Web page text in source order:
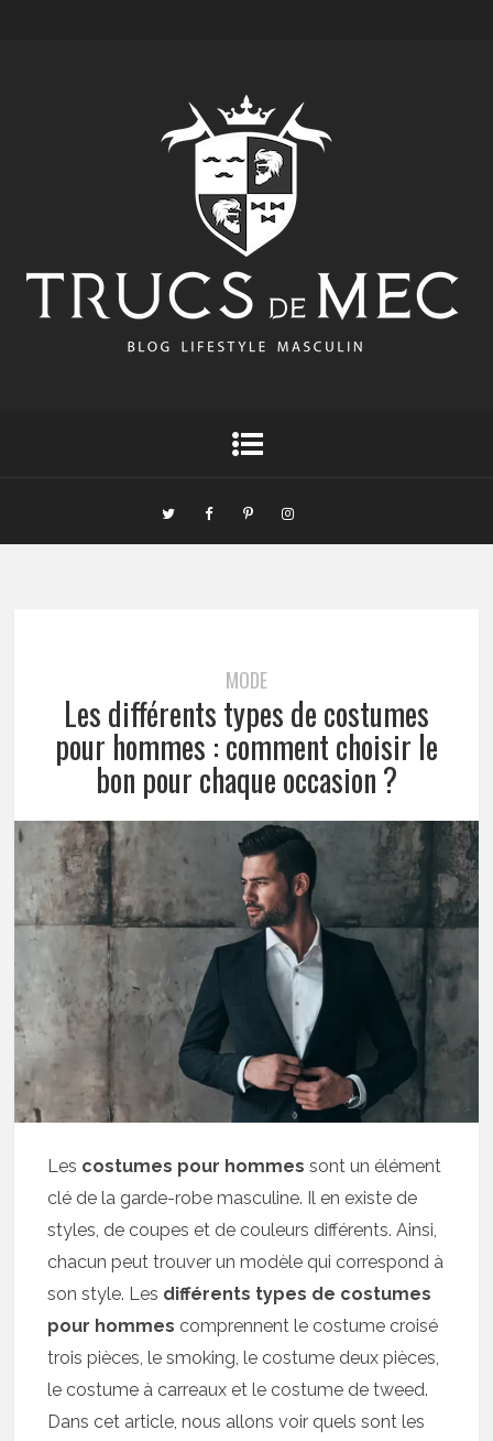
MODE
Les différents types de costumes
pour hommes : comment choisir le
bon pour chaque occasion ?
Les costumes pour hommes sont un élément
clé de la garde-robe masculine. Il en existe de
styles, de coupes et de couleurs différents. Ainsi,
chacun peut trouver un modèle qui correspond à
son style. Les différents types de costumes
pour hommes comprennent le costume croisé
trois pièces, le smoking, le costume deux pièces,
le costume à carreaux et le costume de tweed.
Dans cet article, nous allons voir quels sont les